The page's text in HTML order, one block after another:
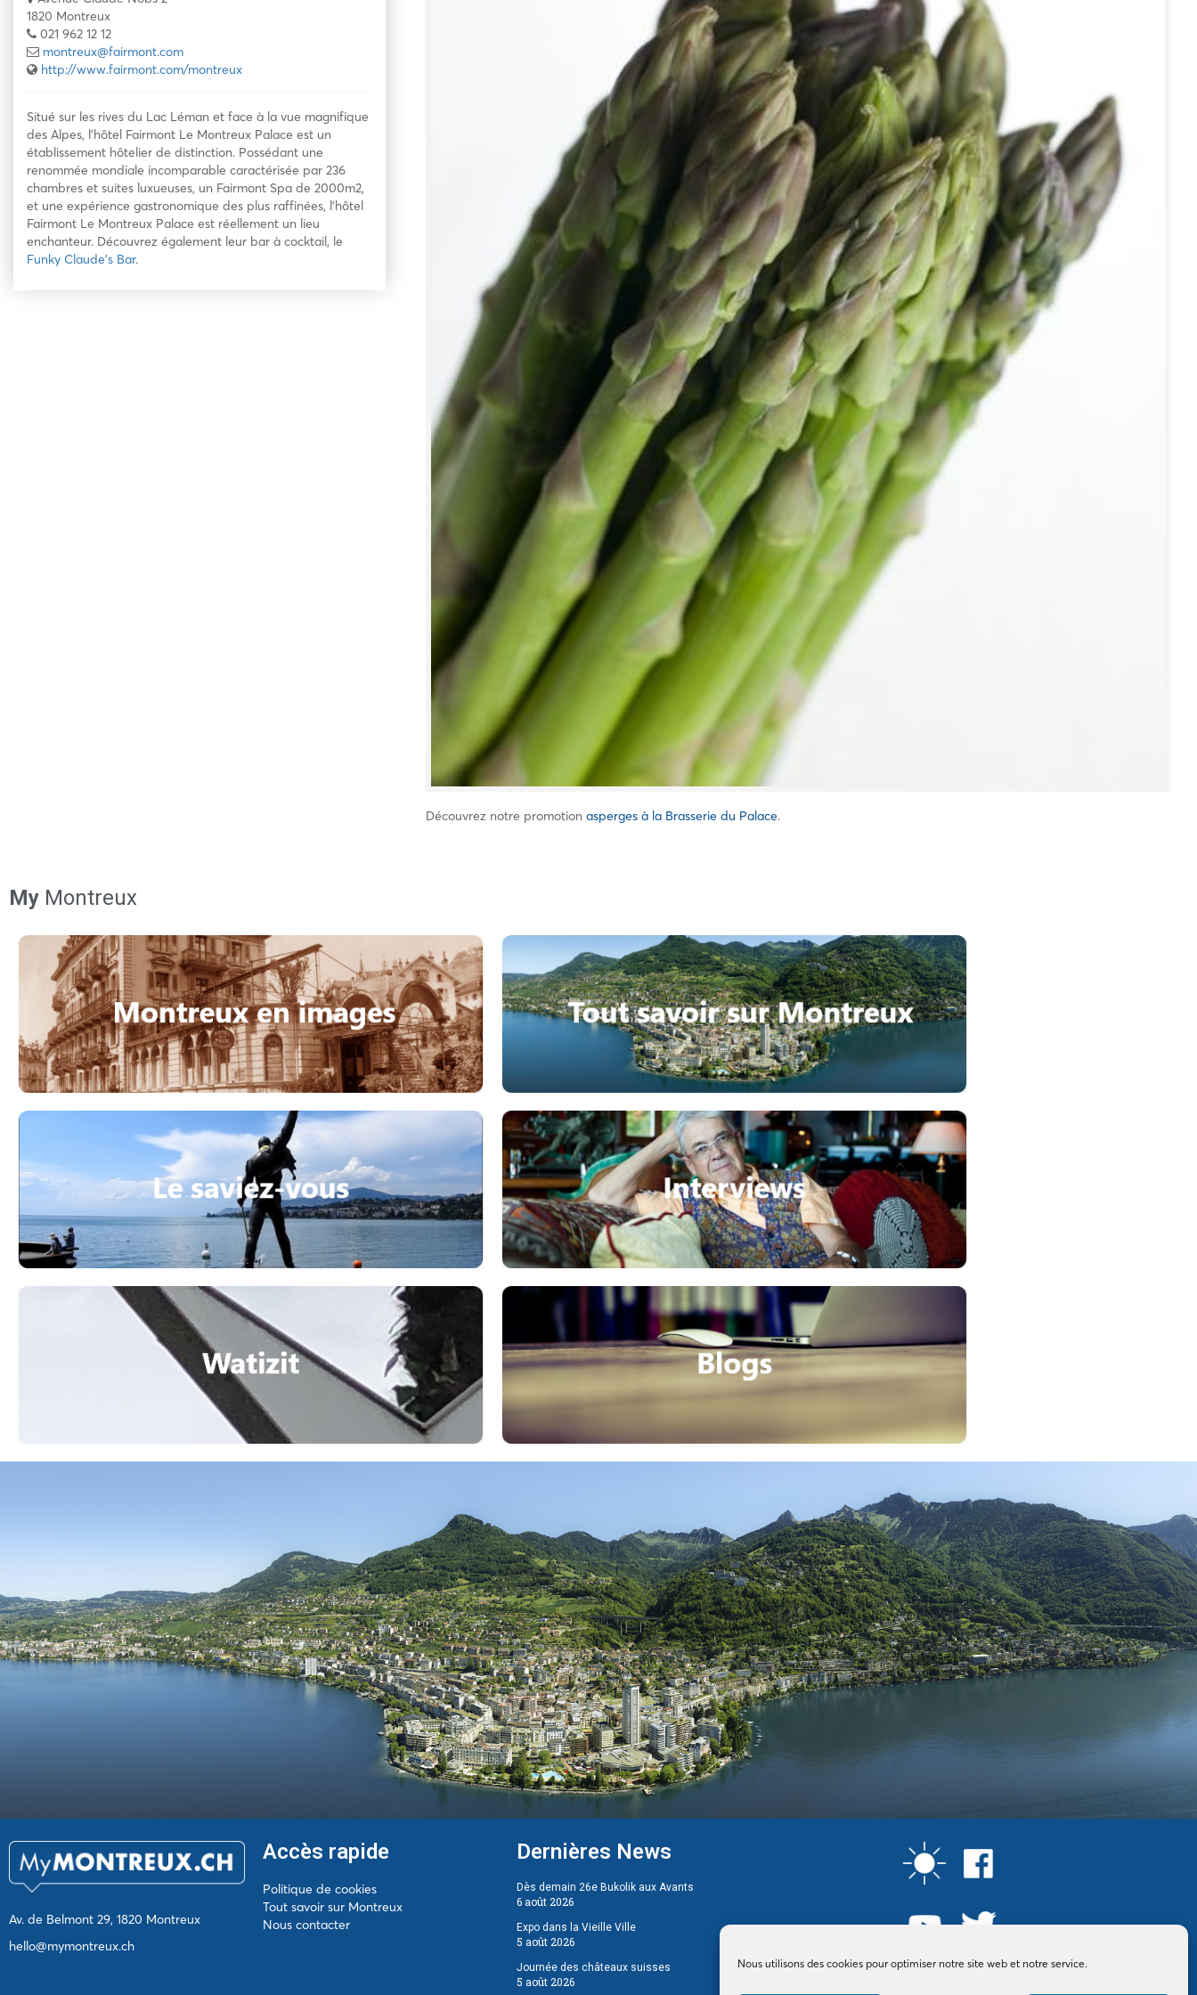
Nous utilisons des cookies pour optimiser notre site web et notre service.
1820 Montreux
021 962 12 12
montreux@fairmont.com
http://www.fairmont.com/montreux
Situé sur les rives du Lac Léman et face à la vue magnifique
des Alpes, l’hôtel Fairmont Le Montreux Palace est un
établissement hôtelier de distinction. Possédant une
renommée mondiale incomparable caractérisée par 236
chambres et suites luxueuses, un Fairmont Spa de 2000m2,
et une expérience gastronomique des plus raffinées, l’hôtel
Fairmont Le Montreux Palace est réellement un lieu
enchanteur. Découvrez également leur bar à cocktail, le
Funky Claude’s Bar.
Découvrez notre promotion asperges à la Brasserie du Palace.
My Montreux
Av. de Belmont 29, 1820 Montreux
hello@mymontreux.ch
Accès rapide
Politique de cookies
Tout savoir sur Montreux
Nous contacter
Dernières News
Dès demain 26e Bukolik aux Avants
6 août 2026
Expo dans la Vieille Ville
5 août 2026
Journée des châteaux suisses
5 août 2026